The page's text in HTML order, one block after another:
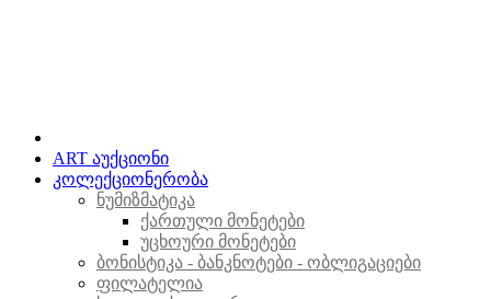
ART აუქციონი
კოლექციონერობა
ნუმიზმატიკა
ქართული მონეტები
უცხოური მონეტები
ბონისტიკა - ბანკნოტები - ობლიგაციები
ფილატელია